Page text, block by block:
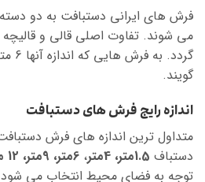
فرش های ایرانی دستبافت به دو
می شوند. تفاوت اصلی قالی و قالیچه
گویند.
اندازه رایج فرش های دستبافت
متداول ترین اندازه های فرش دستبافت
دستباف 1.5متر، 4متر ، 6متر، 9متر، 12 متر و 24 متر
توجه به فضای محیط انتخاب می